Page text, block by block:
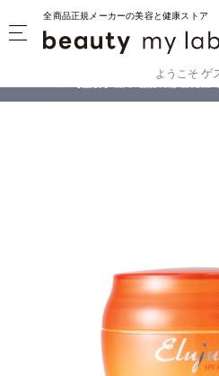
全商品正規メーカーの美容と健康ストア
ようこそ ゲ
【重要】熊本地震の影響によ